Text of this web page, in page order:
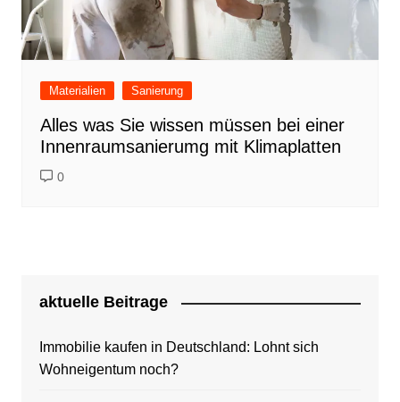
Materialien Sanierung
Alles was Sie wissen müssen bei einer
Innenraumsanierumg mit Klimaplatten
0
aktuelle Beitrage
Immobilie kaufen in Deutschland: Lohnt sich
Wohneigentum noch?